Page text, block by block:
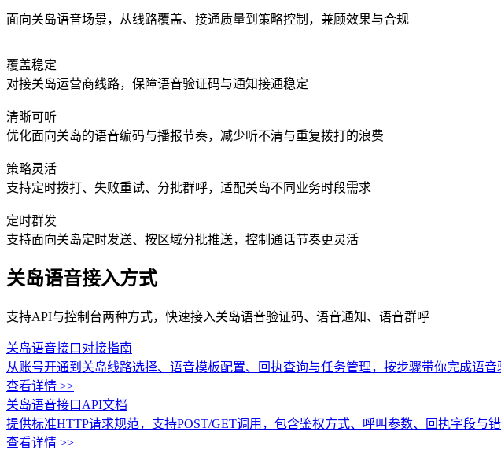
面向关岛语音场景，从线路覆盖、接通质量到策略控制，兼顾效果与合规
覆盖稳定
对接关岛运营商线路，保障语音验证码与通知接通稳定
清晰可听
优化面向关岛的语音编码与播报节奏，减少听不清与重复拨打的浪费
策略灵活
支持定时拨打、失败重试、分批群呼，适配关岛不同业务时段需求
定时群发
支持面向关岛定时发送、按区域分批推送，控制通话节奏更灵活
关岛语音接入方式
支持API与控制台两种方式，快速接入关岛语音验证码、语音通知、语音群呼
关岛语音接口对接指南
从账号开通到关岛线路选择、语音模板配置、回执查询与任务管理，按步骤带你完成语
查看详情 >>
关岛语音接口API文档
提供标准HTTP请求规范，支持POST/GET调用，包含鉴权方式、呼叫参数、回执字段与
查看详情 >>